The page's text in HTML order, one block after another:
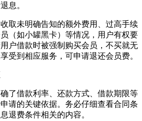
息。
取未明确告知的额外费用、过高手续
（如小罐黑卡）等情况，用户有权要
户借款时被强制购买会员，不买就无
受到相应服务，可申请退还会员费。
了借款利率、还款方式、借款期限等
请的关键依据。务必仔细查看合同条
退费条件相关的内容。